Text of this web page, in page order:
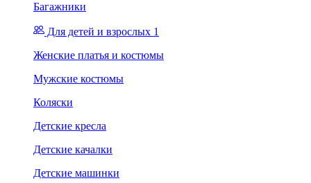
Багажники
Для детей и взрослых 1
Женские платья и костюмы
Мужские костюмы
Коляски
Детские кресла
Детские качалки
Детские машинки